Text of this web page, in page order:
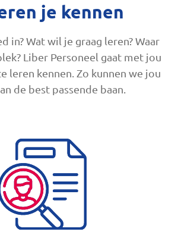
je kennen
in? Wat wil je graag leren? Waar
Liber Personeel gaat met jou
leren kennen. Zo kunnen we jou
de best passende baan.